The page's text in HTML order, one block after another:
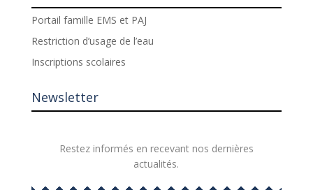
Portail famille EMS et PAJ
Restriction d’usage de l’eau
Inscriptions scolaires
Newsletter
Restez informés en recevant nos dernières
actualités.